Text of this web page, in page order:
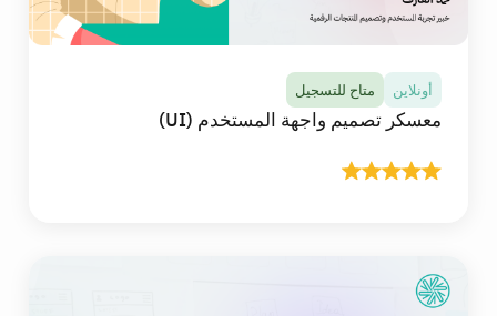
أونلاين متاح للتسجيل
معسكر تصميم واجهة المستخدم (UI)
معسكر تصميم واجهة المستخدم (UI)